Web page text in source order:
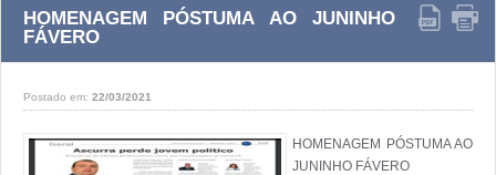
HOMENAGEM PÓSTUMA AO JUNINHO
FÁVERO
Postado em: 22/03/2021
HOMENAGEM PÓSTUMA AO
JUNINHO FÁVERO